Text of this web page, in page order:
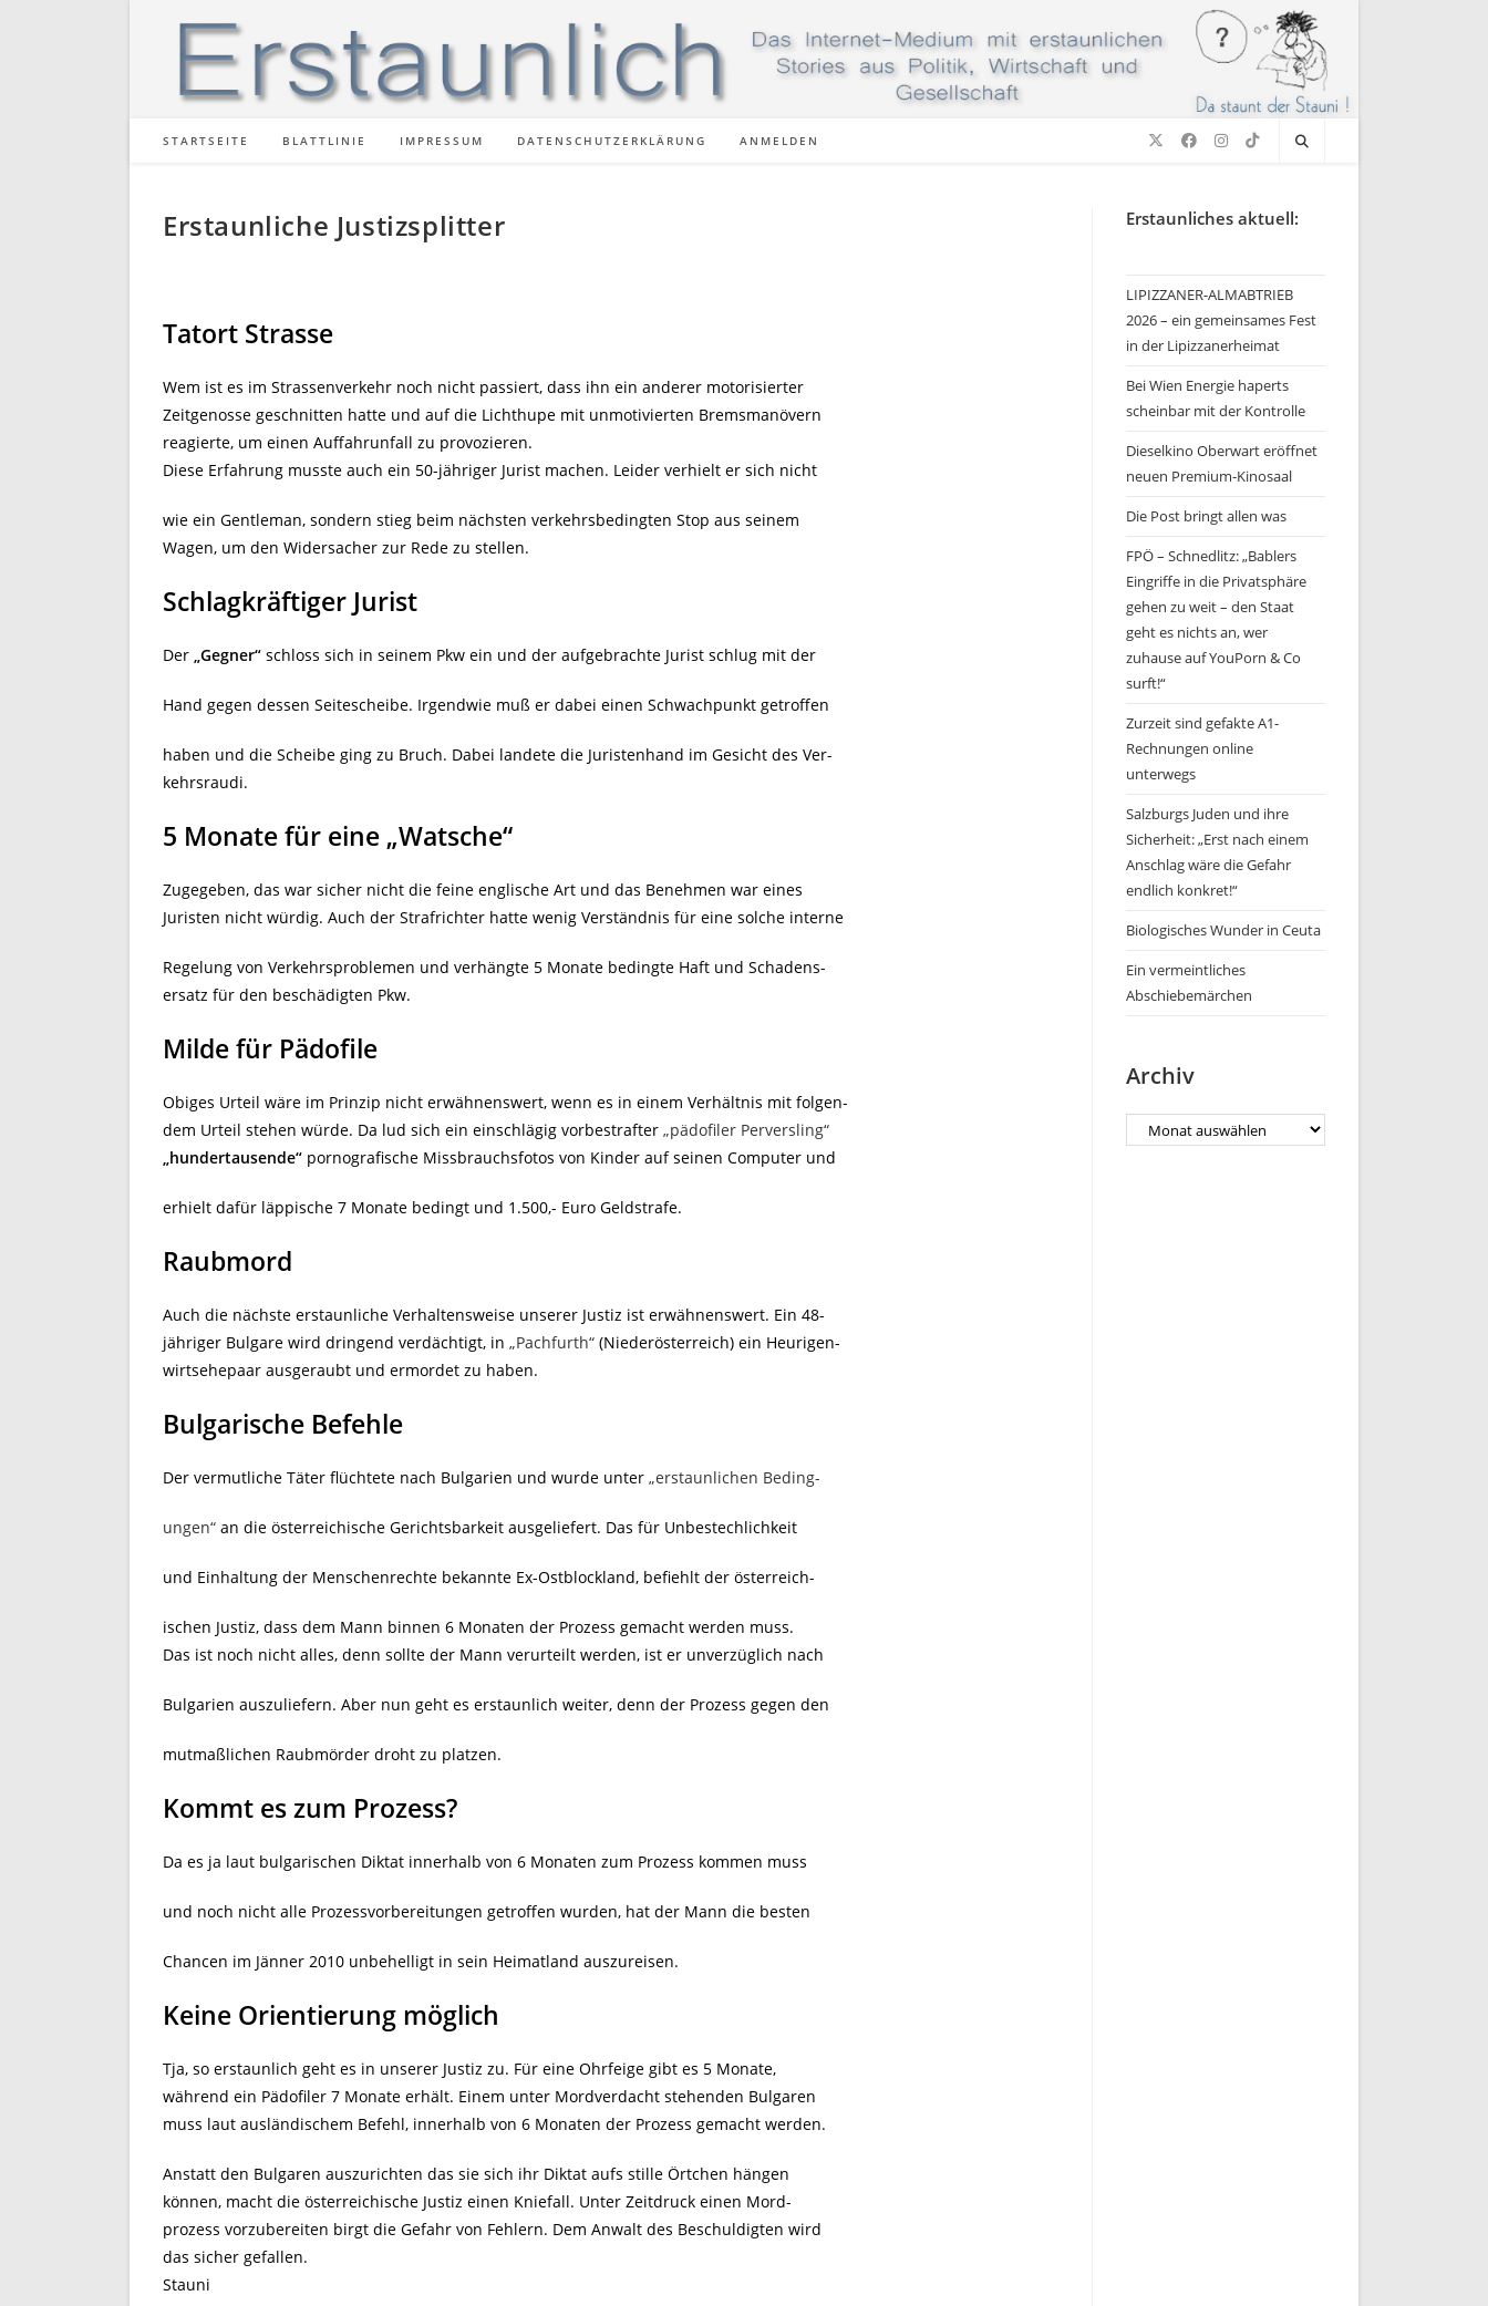
STARTSEITE BLATTLINIE IMPRESSUM DATENSCHUTZERKLÄRUNG ANMELDEN
Erstaunliche Justizsplitter
Tatort Strasse
Wem ist es im Strassenverkehr noch nicht passiert, dass ihn ein anderer motorisierter
Zeitgenosse geschnitten hatte und auf die Lichthupe mit unmotivierten Bremsmanövern
reagierte, um einen Auffahrunfall zu provozieren.
Diese Erfahrung musste auch ein 50-jähriger Jurist machen. Leider verhielt er sich nicht
wie ein Gentleman, sondern stieg beim nächsten verkehrsbedingten Stop aus seinem
Wagen, um den Widersacher zur Rede zu stellen.
Schlagkräftiger Jurist
Der „Gegner“ schloss sich in seinem Pkw ein und der aufgebrachte Jurist schlug mit der
Hand gegen dessen Seitescheibe. Irgendwie muß er dabei einen Schwachpunkt getroffen
haben und die Scheibe ging zu Bruch. Dabei landete die Juristenhand im Gesicht des Ver-
kehrsraudi.
5 Monate für eine „Watsche“
Zugegeben, das war sicher nicht die feine englische Art und das Benehmen war eines
Juristen nicht würdig. Auch der Strafrichter hatte wenig Verständnis für eine solche interne
Regelung von Verkehrsproblemen und verhängte 5 Monate bedingte Haft und Schadens-
ersatz für den beschädigten Pkw.
Milde für Pädofile
Obiges Urteil wäre im Prinzip nicht erwähnenswert, wenn es in einem Verhältnis mit folgen-
dem Urteil stehen würde. Da lud sich ein einschlägig vorbestrafter „pädofiler Perversling“
„hundertausende“ pornografische Missbrauchsfotos von Kinder auf seinen Computer und
erhielt dafür läppische 7 Monate bedingt und 1.500,- Euro Geldstrafe.
Raubmord
Auch die nächste erstaunliche Verhaltensweise unserer Justiz ist erwähnenswert. Ein 48-
jähriger Bulgare wird dringend verdächtigt, in „Pachfurth“ (Niederösterreich) ein Heurigen-
wirtsehepaar ausgeraubt und ermordet zu haben.
Bulgarische Befehle
Der vermutliche Täter flüchtete nach Bulgarien und wurde unter „erstaunlichen Beding-
ungen“ an die österreichische Gerichtsbarkeit ausgeliefert. Das für Unbestechlichkeit
und Einhaltung der Menschenrechte bekannte Ex-Ostblockland, befiehlt der österreich-
ischen Justiz, dass dem Mann binnen 6 Monaten der Prozess gemacht werden muss.
Das ist noch nicht alles, denn sollte der Mann verurteilt werden, ist er unverzüglich nach
Bulgarien auszuliefern. Aber nun geht es erstaunlich weiter, denn der Prozess gegen den
mutmaßlichen Raubmörder droht zu platzen.
Kommt es zum Prozess?
Da es ja laut bulgarischen Diktat innerhalb von 6 Monaten zum Prozess kommen muss
und noch nicht alle Prozessvorbereitungen getroffen wurden, hat der Mann die besten
Chancen im Jänner 2010 unbehelligt in sein Heimatland auszureisen.
Keine Orientierung möglich
Tja, so erstaunlich geht es in unserer Justiz zu. Für eine Ohrfeige gibt es 5 Monate,
während ein Pädofiler 7 Monate erhält. Einem unter Mordverdacht stehenden Bulgaren
muss laut ausländischem Befehl, innerhalb von 6 Monaten der Prozess gemacht werden.
Anstatt den Bulgaren auszurichten das sie sich ihr Diktat aufs stille Örtchen hängen
können, macht die österreichische Justiz einen Kniefall. Unter Zeitdruck einen Mord-
prozess vorzubereiten birgt die Gefahr von Fehlern. Dem Anwalt des Beschuldigten wird
das sicher gefallen.
Stauni
Erstaunliches aktuell:
LIPIZZANER-ALMABTRIEB
2026 – ein gemeinsames Fest
in der Lipizzanerheimat
Bei Wien Energie haperts
scheinbar mit der Kontrolle
Dieselkino Oberwart eröffnet
neuen Premium-Kinosaal
Die Post bringt allen was
FPÖ – Schnedlitz: „Bablers
Eingriffe in die Privatsphäre
gehen zu weit – den Staat
geht es nichts an, wer
zuhause auf YouPorn & Co
surft!“
Zurzeit sind gefakte A1-
Rechnungen online
unterwegs
Salzburgs Juden und ihre
Sicherheit: „Erst nach einem
Anschlag wäre die Gefahr
endlich konkret!“
Biologisches Wunder in Ceuta
Ein vermeintliches
Abschiebemärchen
Archiv
Archiv